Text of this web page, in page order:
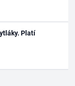
Platí